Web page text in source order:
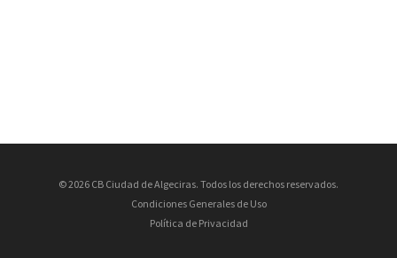
© 2026 CB Ciudad de Algeciras. Todos los derechos reservados.
Condiciones Generales de Uso
Política de Privacidad